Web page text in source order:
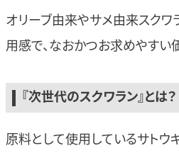
オリーブ由来やサメ由来スクワ
用感で、なおかつお求めやすい
『次世代のスクワラン』とは？
原料として使用しているサト